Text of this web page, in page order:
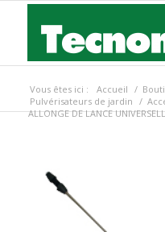
Vous êtes ici : Accueil /
Pulvérisateurs de jardin /
ALLONGE DE LANCE